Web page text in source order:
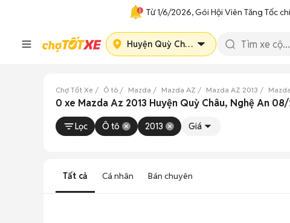
Từ 1/6/2026, Gói Hội Viên Tăng Tốc
Huyện Quỳ Châu
Chợ Tốt Xe Ô tô Mazda Mazda AZ Mazda AZ 2013
0 xe Mazda Az 2013 Huyện Quỳ Châu, Nghệ An
Lọc Ô tô 2013 Giá
Tất cả Cá nhân Bán chuyên